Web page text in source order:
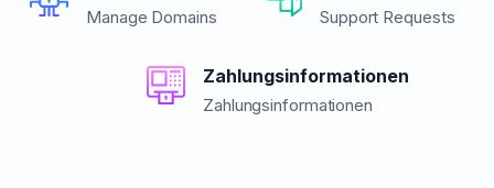
Manage Domains Support Requests
Zahlungsinformationen
Zahlungsinformationen